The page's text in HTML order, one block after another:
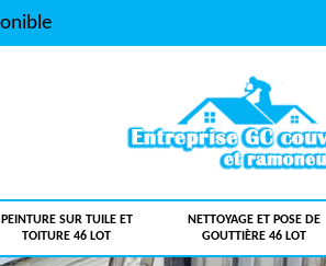
PEINTURE SUR TUILE ET
TOITURE 46 LOT
NETTOYAGE ET POSE DE
GOUTTIÈRE 46 LOT